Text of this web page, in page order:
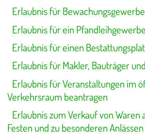
Erlaubnis für
Erlaubnis für ein
Erlaubnis für einen
Erlaubnis für Makler, Bauträger
Erlaubnis für Veranstaltungen im
Verkehrsraum beantragen
Erlaubnis zum Verkauf von Waren
Festen und zu besonderen